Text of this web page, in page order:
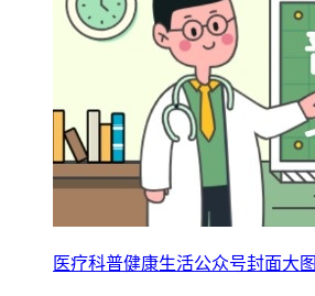
医疗科普健康生活公众号封面大图